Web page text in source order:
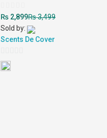
Rated
0
out
of
5
₨ 2,899₨3,499
Sold by:
Scents De Cover
0
out